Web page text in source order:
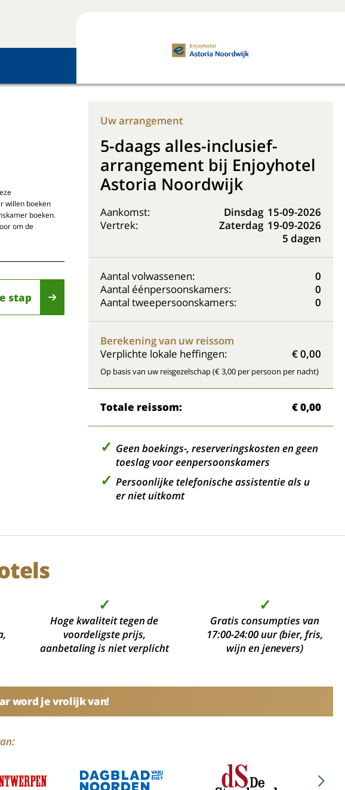
willen boeken
boeken.
om de
stap
Uw arrangement
5-daags alles-inclusief-
arrangement bij Enjoyhotel
Astoria Noordwijk
Aankomst: Dinsdag 15-09-2026
Vertrek:
Zaterdag 19-09-2026
5 dagen
Aantal volwassenen:
0
Aantal éénpersoonskamers:
0
Aantal tweepersoonskamers:
0
Berekening van uw reissom
Verplichte lokale heffingen:
€ 0,00
Op basis van uw reisgezelschap (€ 3,00 per persoon per nacht)
Totale reissom: € 0,00
Geen boekings-, reserveringskosten en geen
toeslag voor eenpersoonskamers
Persoonlijke telefonische assistentie als u
er niet uitkomt
✓
Hoge kwaliteit tegen de
voordeligste prijs,
aanbetaling is niet verplicht
✓
Gratis consumpties van
17:00-24:00 uur (bier, fris,
wijn en jenevers)
word je vrolijk van!